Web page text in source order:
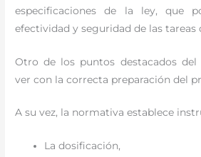
especificaciones de la ley, que
efectividad y seguridad de las tareas
Otro de los puntos destacados
ver con la correcta preparación del
A su vez, la normativa establece
La dosificación,